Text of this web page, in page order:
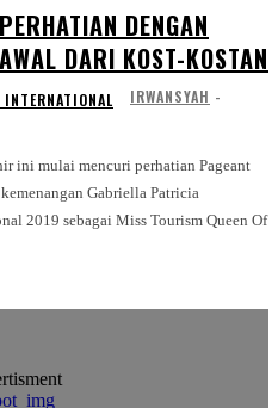
DENGAN
DARI KOST-KOSTAN
IRWANSYAH -
ini mulai mencuri perhatian Pageant
Gabriella Patricia
2019 sebagai Miss Tourism Queen Of